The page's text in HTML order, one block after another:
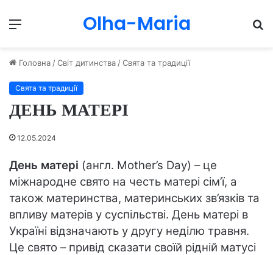
Menu Olha-Maria
Головна /Світ дитинства /Свята та традиції
Свята та традиції
ДЕНЬ МАТЕРІ
12.05.2024
День матері (англ. Mother’s Day) – це
міжнародне свято на честь матері сім’ї, а
також материнства, материнських зв’язків та
впливу матерів у суспільстві. День матері в
Україні відзначають у другу неділю травня.
Це свято – привід сказати своїй рідній матусі